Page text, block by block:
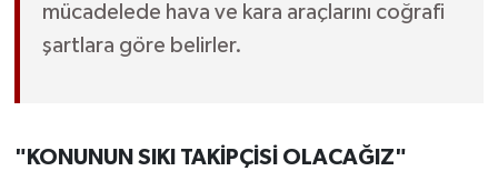
mücadelede hava ve kara araçlarını coğrafi
şartlara göre belirler.
"KONUNUN SIKI TAKİPÇİSİ OLACAĞIZ"